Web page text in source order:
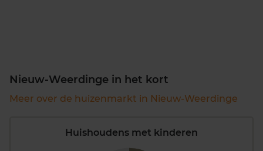
Nieuw-Weerdinge in het kort
Meer over de huizenmarkt in Nieuw-Weerdinge
Huishoudens met kinderen